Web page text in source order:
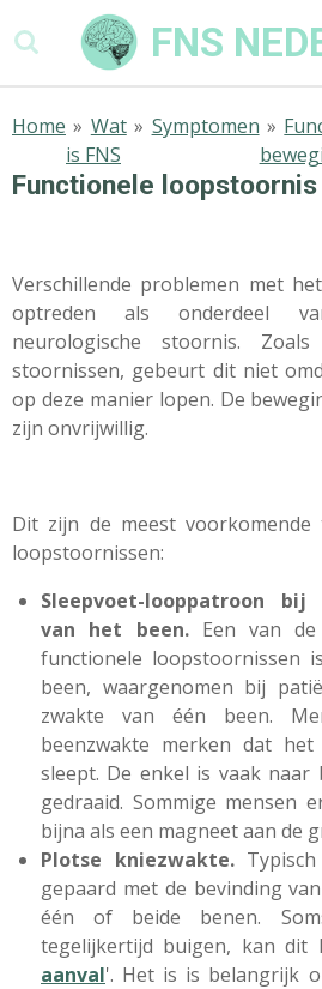
direct
hoofdinhoud
FNS
Home » Wat
is FNS
» Symptomen »
Functionele loopstoornis
Verschillende problemen met
optreden als onderdeel
neurologische stoornis.
stoornissen, gebeurt dit niet
op deze manier lopen. De
zijn onvrijwillig.
Dit zijn de meest voorkomende
loopstoornissen:
Sleepvoet-looppatroon
van het been. Een van
functionele loopstoornissen
been, waargenomen bij
zwakte van één been.
beenzwakte merken dat
sleept. De enkel is vaak
gedraaid. Sommige mensen
bijna als een magneet aan de
Plotse kniezwakte.
gepaard met de bevinding
één of beide benen.
tegelijkertijd buigen, kan dit
aanval'. Het is is belangrijk